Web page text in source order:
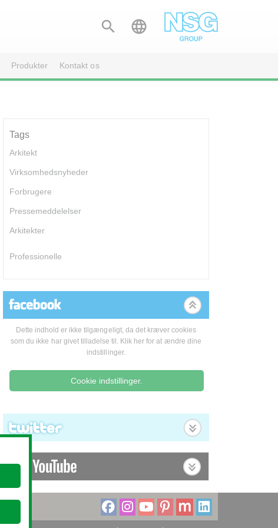
 
Produkter Kontakt os
Tags
Arkitekt
Virksomhedsnyheder
Forbrugere
Pressemeddelelser
Arkitekter
Professionelle
Dette indhold er ikke tilgængeligt, da det kræver cookies
som du ikke har givet tilladelse til. Klik her for at ændre dine
indstillinger.
Cookie indstillinger.